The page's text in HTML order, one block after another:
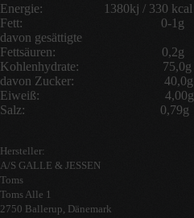
Energie: 1380kj / 330 kcal
Fett: 0-1g
davon gesättigte
Fettsäuren: 0,2g
Kohlenhydrate: 75,0g
davon Zucker: 40,0g
Eiweiß: 4,00g
Salz: 0,79g
Hersteller:
A/S GALLE & JESSEN
Toms
Toms Alle 1
2750 Ballerup, Dänemark